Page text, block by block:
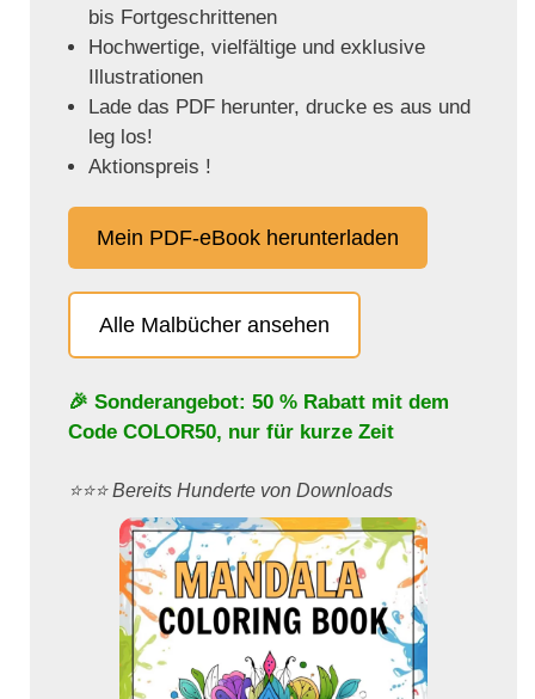
bis Fortgeschrittenen
Hochwertige, vielfältige und exklusive
Illustrationen
Lade das PDF herunter, drucke es aus und
leg los!
Aktionspreis !
Mein PDF-eBook herunterladen
Alle Malbücher ansehen
🎉 Sonderangebot: 50 % Rabatt mit dem
Code COLOR50, nur für kurze Zeit
⭐️⭐️⭐️ Bereits Hunderte von Downloads